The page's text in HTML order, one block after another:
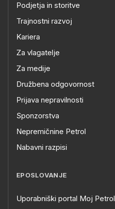
Podjetja in storitve
Trajnostni razvoj
Kariera
Za vlagatelje
Za medije
Družbena odgovornost
Prijava nepravilnosti
Sponzorstva
Nepremičnine Petrol
Nabavni razpisi
EPOSLOVANJE
Uporabniški portal Moj Petrol